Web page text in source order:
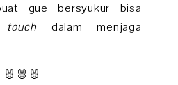
gue bersyukur bisa
dalam menjaga
🐰🐰🐰